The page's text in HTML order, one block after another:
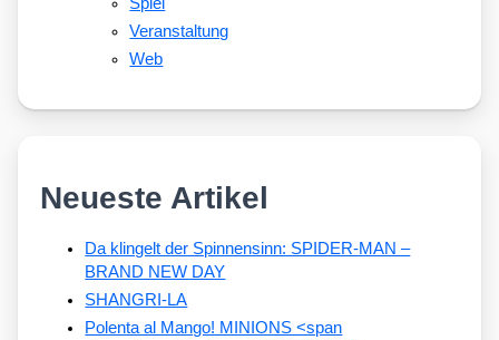
Spiel
Veranstaltung
Web
Neueste Artikel
Da klingelt der Spinnensinn: SPIDER-MAN –
BRAND NEW DAY
SHANGRI-LA
Polenta al Mango! MINIONS <span